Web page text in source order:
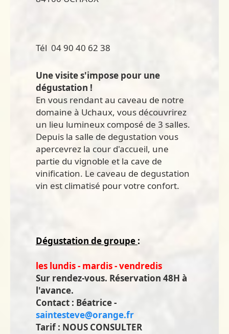
Tél 04 90 40 62 38
Une visite s'impose pour une
dégustation !
En vous rendant au caveau de notre
domaine à Uchaux, vous découvrirez
un lieu lumineux composé de 3 salles.
Depuis la salle de degustation vous
apercevrez la cour d'accueil, une
partie du vignoble et la cave de
vinification. Le caveau de degustation
vin est climatisé pour votre confort.
Dégustation de groupe :
les lundis - mardis - vendredis
Sur rendez-vous. Réservation 48H à
l'avance.
Contact : Béatrice -
saintesteve@orange.fr
Tarif : NOUS CONSULTER